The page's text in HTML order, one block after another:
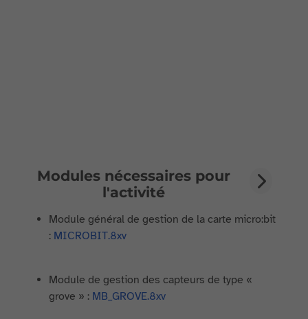
Modules nécessaires pour
l'activité
Module général de gestion de la carte micro:bit
: MICROBIT.8xv
Module de gestion des capteurs de type «
grove » : MB_GROVE.8xv